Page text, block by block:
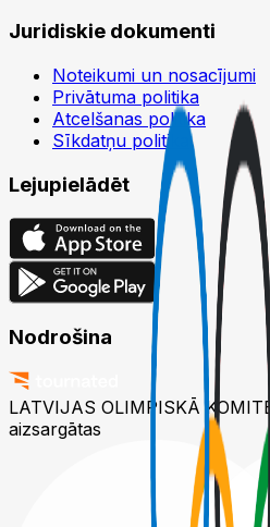
Juridiskie dokumenti
Noteikumi un nosacījumi
Privātuma politika
Atcelšanas politika
Sīkdatņu politika
Lejupielādēt
Nodrošina
LATVIJAS OLIMPISKĀ
aizsargātas